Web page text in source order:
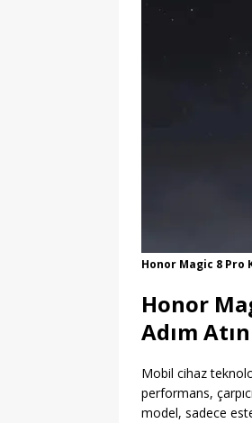
Honor Magic 8 Pro
Honor
Adım Atın
Mobil cihaz
performans,
model, sadece